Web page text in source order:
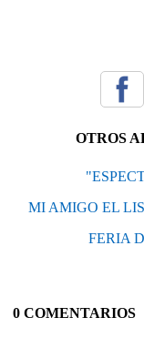
OTROS
MI AMIGO EL
FERIA
0 COMENTARIOS